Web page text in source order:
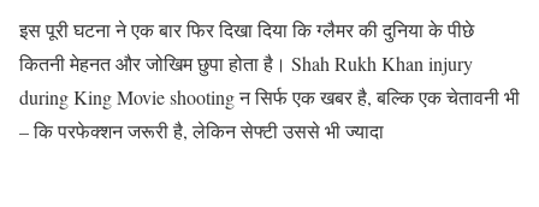
इस पूरी घटना ने एक बार फिर दिखा दिया कि ग्लैमर की दुनिया के पीछे
कितनी मेहनत और जोखिम छुपा होता है। Shah Rukh Khan injury
during King Movie shooting न सिर्फ एक खबर है, बल्कि एक चेतावनी भी
– कि परफेक्शन जरूरी है, लेकिन सेफ्टी उससे भी ज्यादा